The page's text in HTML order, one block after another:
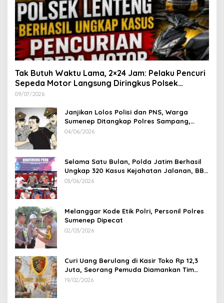
Tak Butuh Waktu Lama, 2×24 Jam: Pelaku Pencuri
Sepeda Motor Langsung Diringkus Polsek
Lenteng di Wilayah Manding
09/07/2026
Janjikan Lolos Polisi dan PNS, Warga
Sumenep Ditangkap Polres Sampang,
Korban Rugi Rp 600 juta
04/06/2026
Selama Satu Bulan, Polda Jatim Berhasil
Ungkap 320 Kasus Kejahatan Jalanan, BB
100 Sepeda Motor dan 12 Mobil Diamankan
03/06/2026
Melanggar Kode Etik Polri, Personil Polres
Sumenep Dipecat
02/03/2026
Curi Uang Berulang di Kasir Toko Rp 12,3
Juta, Seorang Pemuda Diamankan Tim
Reskrim Polsek Lenteng Sumenep
19/02/2026